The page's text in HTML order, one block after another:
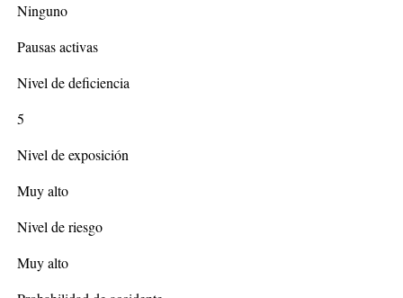
Ninguno
Pausas activas
Nivel de deficiencia
5
Nivel de exposición
Muy alto
Nivel de riesgo
Muy alto